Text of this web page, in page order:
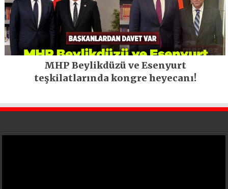
MHP Beylikdüzü ve Esenyurt
teşkilatlarında kongre heyecanı!